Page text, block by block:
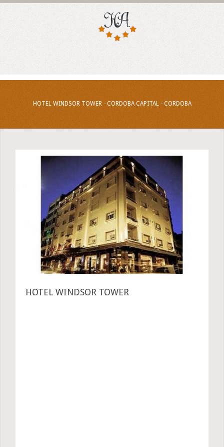
HOTEL WINDSOR TOWER - CORDOBA CAPITAL - CORDOBA
HOTEL WINDSOR TOWER